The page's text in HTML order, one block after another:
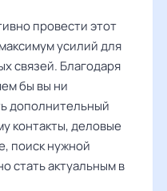
провести этот
усилий для
связей. Благодаря
бы вы ни
дополнительный
контакты, деловые
поиск нужной
стать актуальным в